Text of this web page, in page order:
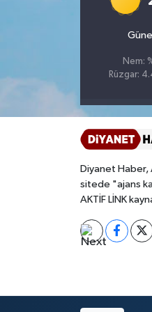
Nem:
Rüzgar:
Diyanet Haber,
sitede "ajans
AKTİF LİNK
Bitlis Müftülüğü
Bolu Müftülüğü
Burdur Müftülüğü
Bursa Müftülüğü
Çanakkale
Çorum Müftülüğü
Ekonomi
Duyurular
Podcast
Biyografiler